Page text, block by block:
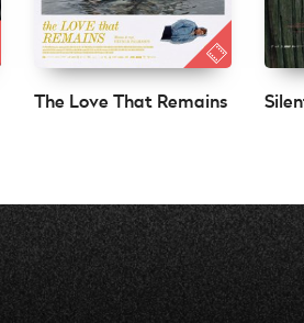
The Love That Remains